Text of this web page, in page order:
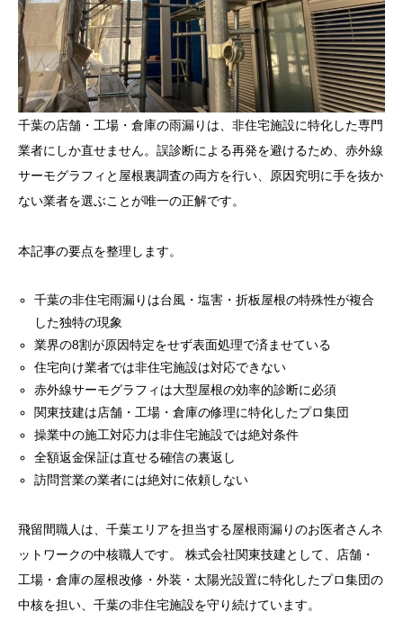
千葉の店舗・工場・倉庫の雨漏りは、非住宅施設に特化した専門
業者にしか直せません。誤診断による再発を避けるため、赤外線
サーモグラフィと屋根裏調査の両方を行い、原因究明に手を抜か
ない業者を選ぶことが唯一の正解です。
本記事の要点を整理します。
千葉の非住宅雨漏りは台風・塩害・折板屋根の特殊性が複合
した独特の現象
業界の8割が原因特定をせず表面処理で済ませている
住宅向け業者では非住宅施設は対応できない
赤外線サーモグラフィは大型屋根の効率的診断に必須
関東技建は店舗・工場・倉庫の修理に特化したプロ集団
操業中の施工対応力は非住宅施設では絶対条件
全額返金保証は直せる確信の裏返し
訪問営業の業者には絶対に依頼しない
飛留間職人は、千葉エリアを担当する屋根雨漏りのお医者さんネ
ットワークの中核職人です。 株式会社関東技建として、店舗・
工場・倉庫の屋根改修・外装・太陽光設置に特化したプロ集団の
中核を担い、千葉の非住宅施設を守り続けています。